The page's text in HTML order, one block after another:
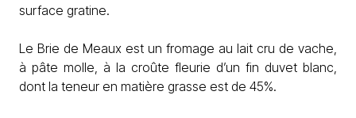
surface gratine.
Le Brie de Meaux est un fromage au lait cru de vache,
à pâte molle, à la croûte fleurie d’un fin duvet blanc,
dont la teneur en matière grasse est de 45%.